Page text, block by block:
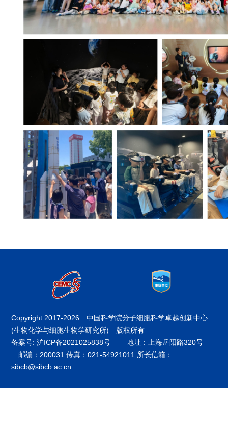
Copyright 2017-2026 中国科学院分子细胞科学卓越创新中心
(生物化学与细胞生物学研究所) 版权所有
备案号: 沪ICP备2021025838号
地址：上海岳阳路320号
邮编：200031 传真：021-54921011 所长信箱：
sibcb@sibcb.ac.cn